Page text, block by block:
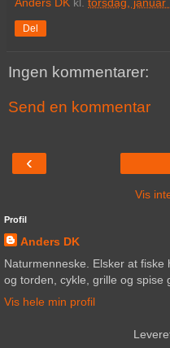
Del
Ingen kommentarer:
Send en kommentar
‹
Vis
Profil
Anders DK
Naturmenneske. Elsker at
og torden, cykle, grille og spise
Vis hele min profil